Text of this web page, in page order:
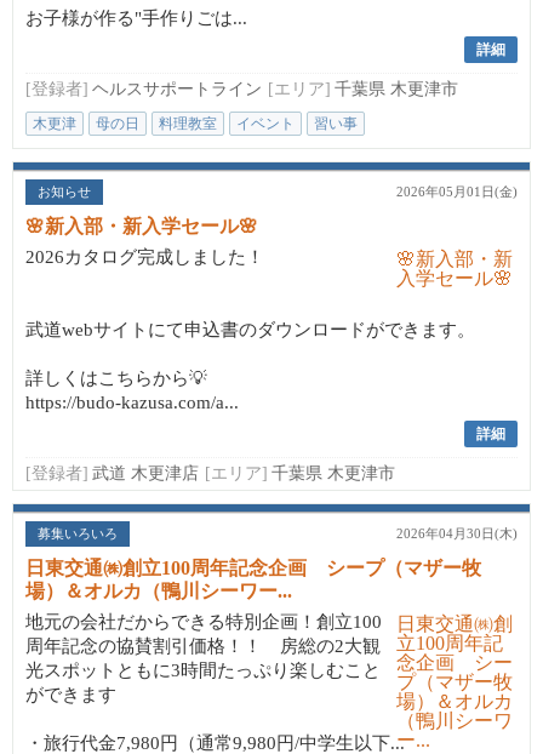
お子様が作る"手作りごは...
詳細
[登録者] ヘルスサポートライン [エリア] 千葉県 木更津市
木更津 母の日 料理教室 イベント 習い事
お知らせ 2026年05月01日(金)
🌸新入部・新入学セール🌸
2026カタログ完成しました！
武道webサイトにて申込書のダウンロードができます。
詳しくはこちらから💡
https://budo-kazusa.com/a...
詳細
[登録者] 武道 木更津店 [エリア] 千葉県 木更津市
募集いろいろ 2026年04月30日(木)
日東交通㈱創立100周年記念企画 シープ（マザー牧
場）＆オルカ（鴨川シーワー...
地元の会社だからできる特別企画！創立100
周年記念の協賛割引価格！！ 房総の2大観
光スポットともに3時間たっぷり楽しむこと
ができます
・旅行代金7,980円（通常9,980円/中学生以下...